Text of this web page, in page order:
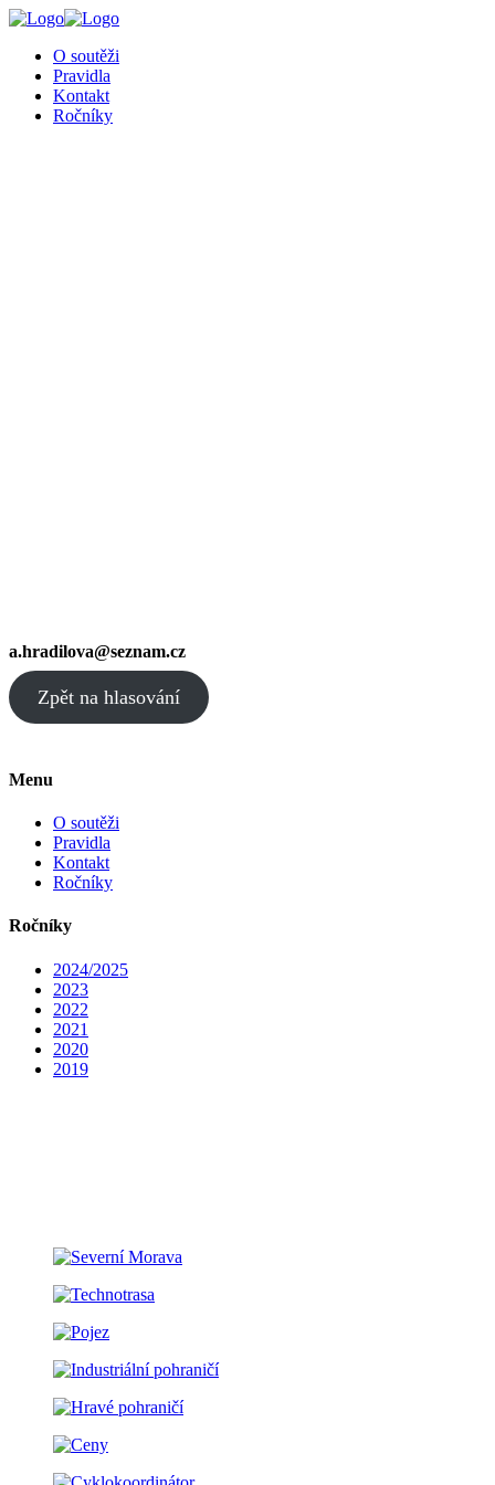
O soutěži
Pravidla
Kontakt
Ročníky
a.hradilova@seznam.cz
Zpět na hlasování
Menu
O soutěži
Pravidla
Kontakt
Ročníky
Ročníky
2024/2025
2023
2022
2021
2020
2019